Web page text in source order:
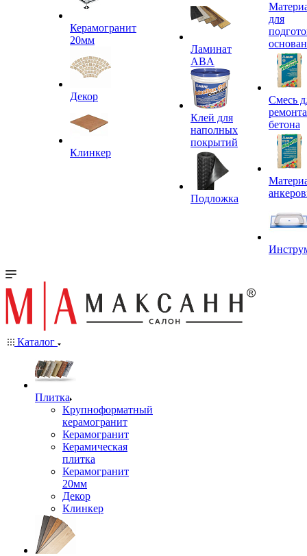
Керамогранит
20мм
Декор
Клинкер
Ламинат
ABA
Клей для
наполных
покрытий
Подложка
для
Смесь
ремонта
бетона
Каталог
Плитка
Крупноформатный
керамогранит
Керамогранит
Керамическая
плитка
Керамогранит
20мм
Декор
Клинкер